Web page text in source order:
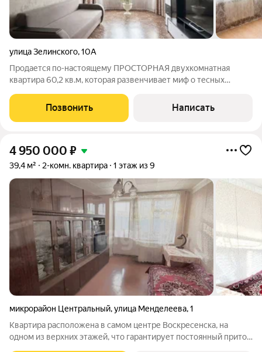
улица Зелинского,10А
Продается по-настоящему ПРОСТОРНАЯ двухкомнатная
квартира 60,2 кв.м, которая развенчивает миф о тесных
! Здесь легко поместится большая семья: можно
одновременно готовить, обедать и принимать
Позвонить Написать
4 950 000 ₽
39,4 м² 2-комн. квартира 1 этаж из 9
микрорайон Центральный,улица Менделеева,1
Квартира расположена в самом центре Воскресенска, на
одном из верхних этажей, что гарантирует постоянный приток